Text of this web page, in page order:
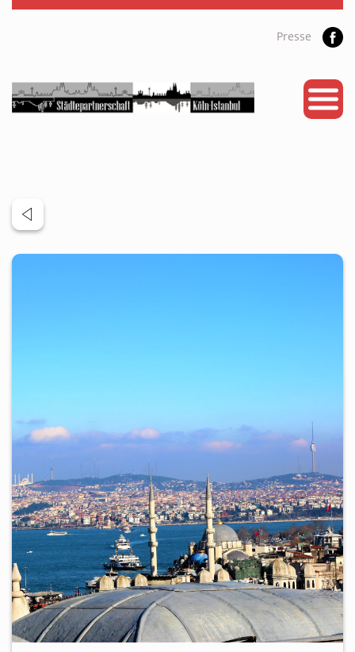
Presse
START
PARTNERSTADT
Links & Downloads
Satzung
Unsere Spender/Sponsoren
KONTAKT